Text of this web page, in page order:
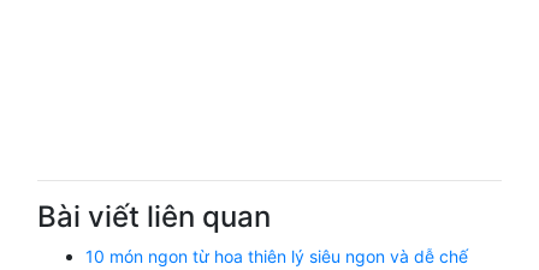
Bài viết liên quan
10 món ngon từ hoa thiên lý siêu ngon và dễ chế